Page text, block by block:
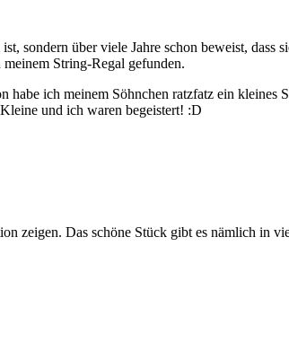
sondern über viele Jahre schon beweist, dass
String-Regal gefunden.
ich meinem Söhnchen ratzfatz ein kleines
und ich waren begeistert! :D
zeigen. Das schöne Stück gibt es nämlich in